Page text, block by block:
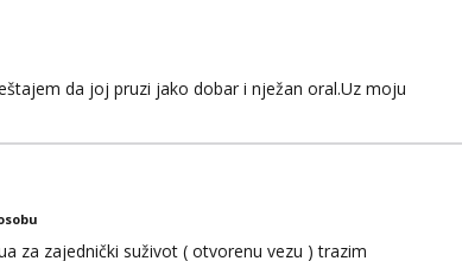
da joj pruzi jako dobar i nježan oral.Uz moju
za zajednički suživot ( otvorenu vezu ) trazim